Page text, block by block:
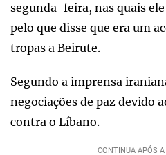
segunda-feira, nas quais
pelo que disse que era um
tropas a Beirute.
Segundo a imprensa
negociações de paz devido
contra o Líbano.